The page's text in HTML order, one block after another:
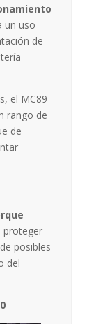
un uso
de
el MC89
rango de
de
proteger
posibles
del